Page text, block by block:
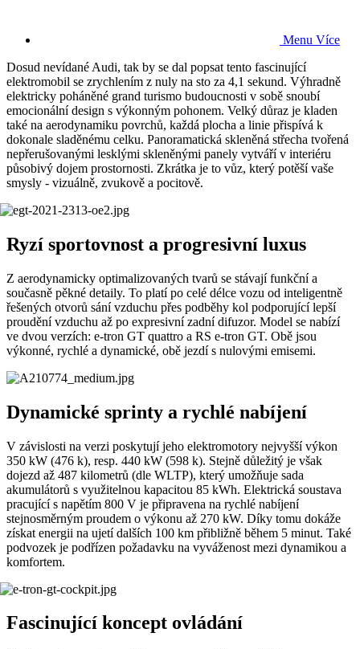
Menu Více
Dosud nevídané Audi, tak by se dal popsat tento fascinující
elektromobil se zrychlením z nuly na sto za 4,1 sekund. Výhradně
elektricky poháněné grand turismo budoucnosti v sobě snoubí
emocionální design s výkonným pohonem. Velký důraz je kladen
také na aerodynamiku povrchů, každá plocha a linie přispívá k
dokonale sladěnému celku. Panoramatická skleněná střecha tvořená
nepřerušovanými lesklými skleněnými panely vytváří v interiéru
působivý dojem prostornosti. Zkrátka je to vůz, který potěší vaše
smysly - vizuálně, zvukově a pocitově.
Ryzí sportovnost a progresivní luxus
Z aerodynamicky optimalizovaných tvarů se stávají funkční a
současně pěkné detaily. To platí po celé délce vozu od inteligentně
řešených otvorů sání vzduchu přes podběhy kol podporující lepší
proudění vzduchu až po expresivní zadní difuzor. Model se nabízí
ve dvou verzích: e-tron GT quattro a RS e-tron GT. Obě jsou
výkonné, rychlé a dynamické, obě jezdí s nulovými emisemi.
Dynamické sprinty a rychlé nabíjení
V závislosti na verzi poskytují jeho elektromotory nejvyšší výkon
350 kW (476 k), resp. 440 kW (598 k). Stejně důležitý je však
dojezd až 487 kilometrů (dle WLTP), který umožňuje sada
akumulátorů s využitelnou kapacitou 85 kWh. Elektrická soustava
pracující s napětím 800 V je připravena na rychlé nabíjení
stejnosměrným proudem o výkonu až 270 kW. Díky tomu dokáže
získat energii na ujetí dalších 100 km přibližně během 5 minut. Také
podvozek je podřízen požadavku na vyváženost mezi dynamikou a
komfortem.
Fascinující koncept ovládání